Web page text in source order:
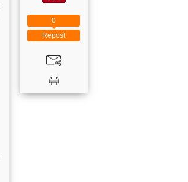
Repost
0